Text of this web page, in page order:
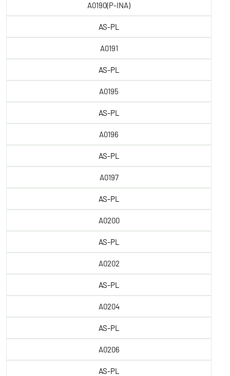
A0190(P-INA)
AS-PL
A0191
AS-PL
A0195
AS-PL
A0196
AS-PL
A0197
AS-PL
A0200
AS-PL
A0202
AS-PL
A0204
AS-PL
A0206
AS-PL